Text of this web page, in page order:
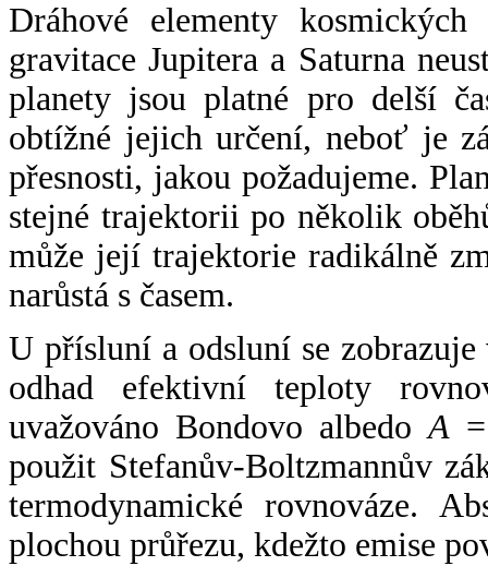
Dráhové elementy
gravitace Jupitera a Saturna
planety jsou platné pro delší
obtížné jejich určení, neboť je
přesnosti, jakou požadujeme.
stejné trajektorii po několik
může její trajektorie radikálně
narůstá s časem.
U přísluní a odsluní se
odhad efektivní teploty
uvažováno Bondovo albedoA
použit Stefanův-Boltzmannův
termodynamické rovnováze.
plochou průřezu, kdežto emise